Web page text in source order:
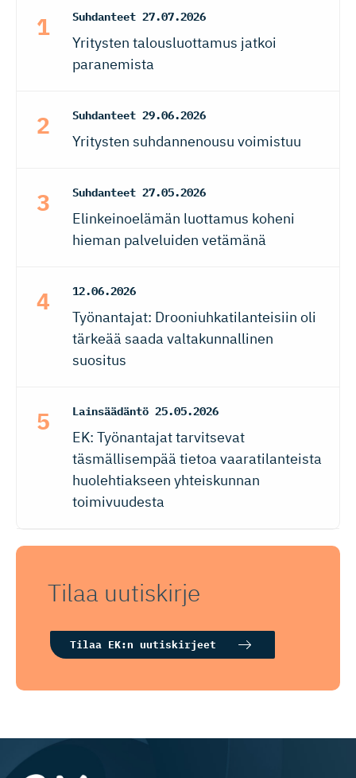
Suhdanteet 27.07.2026
Yritysten talousluottamus jatkoi
paranemista
Suhdanteet 29.06.2026
Yritysten suhdannenousu voimistuu
Suhdanteet 27.05.2026
Elinkeinoelämän luottamus koheni
hieman palveluiden vetämänä
12.06.2026
Työnantajat: Drooniuhkatilanteisiin oli
tärkeää saada valtakunnallinen
suositus
Lainsäädäntö 25.05.2026
EK: Työnantajat tarvitsevat
täsmällisempää tietoa vaaratilanteista
huolehtiakseen yhteiskunnan
toimivuudesta
Tilaa uutiskirje
Tilaa EK:n uutiskirjeet